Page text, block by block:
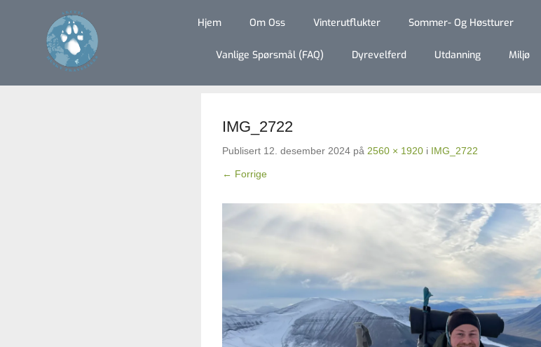
Hjem Om Oss Vinterutflukter Sommer- Og Høstturer
Vanlige Spørsmål (FAQ) Dyrevelferd Utdanning Miljø
IMG_2722
Publisert 12. desember 2024 på 2560 × 1920 i IMG_2722
← Forrige